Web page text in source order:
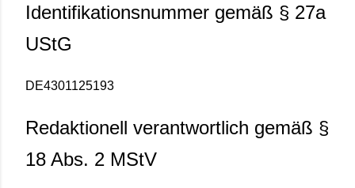
Identifikationsnummer gemäß § 27a
UStG
DE4301125193
Redaktionell verantwortlich gemäß §
18 Abs. 2 MStV